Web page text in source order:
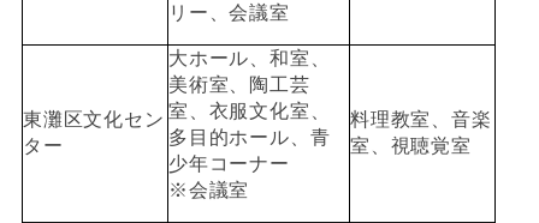
リー、会議室
東灘区文化セン
ター
大ホール、和室、
美術室、陶工芸
室、衣服文化室、
多目的ホール、青
少年コーナー
※会議室
料理教室、音楽
室、視聴覚室